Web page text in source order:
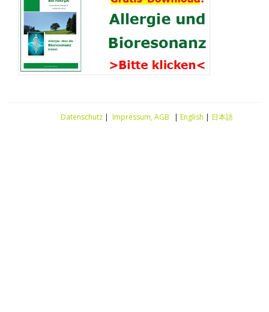
Datenschutz| Impressum, AGB | English | 日本語